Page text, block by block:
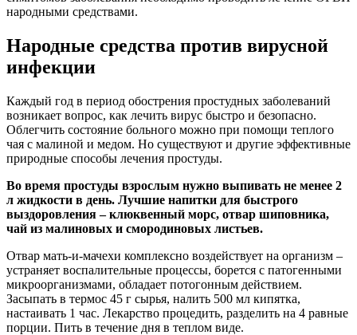
народными средствами.
Народные средства против вирусной
инфекции
Каждый год в период обострения простудных заболеваний
возникает вопрос, как лечить вирус быстро и безопасно.
Облегчить состояние больного можно при помощи теплого
чая с малиной и медом. Но существуют и другие эффективные
природные способы лечения простуды.
Во время простуды взрослым нужно выпивать не менее 2
л жидкости в день. Лучшие напитки для быстрого
выздоровления – клюквенный морс, отвар шиповника,
чай из малиновых и смородиновых листьев.
Отвар мать-и-мачехи комплексно воздействует на организм –
устраняет воспалительные процессы, борется с патогенными
микроорганизмами, обладает потогонным действием.
Засыпать в термос 45 г сырья, налить 500 мл кипятка,
настаивать 1 час. Лекарство процедить, разделить на 4 равные
порции. Пить в течение дня в теплом виде.